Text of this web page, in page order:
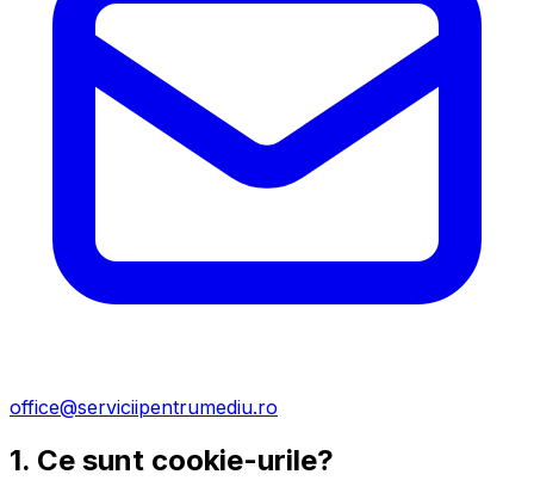
office@serviciipentrumediu.ro
1. Ce sunt cookie-urile?